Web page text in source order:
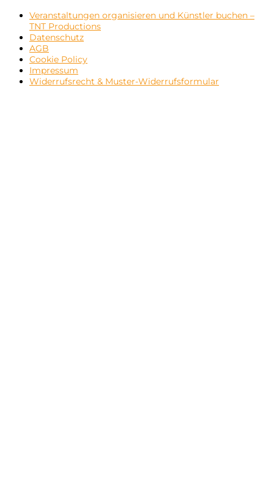
Veranstaltungen organisieren und Künstler buchen –
TNT Productions
Datenschutz
AGB
Cookie Policy
Impressum
Widerrufsrecht & Muster-Widerrufsformular